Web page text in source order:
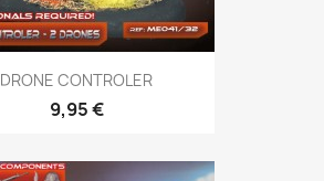
DRONE CONTROLER
9,95 €